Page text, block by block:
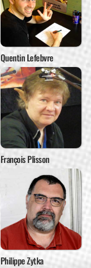
Quentin Lefebvre
François Plisson
Philippe Zytka